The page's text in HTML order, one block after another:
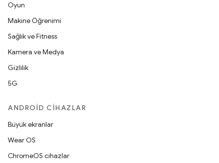
Oyun
Makine Öğrenimi
Sağlık ve Fitness
Kamera ve Medya
Gizlilik
5G
ANDROID CIHAZLAR
Büyük ekranlar
Wear OS
ChromeOS cihazlar